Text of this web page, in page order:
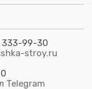
333-99-30
stroy.ru
Telegram